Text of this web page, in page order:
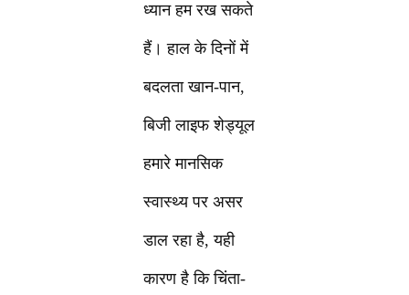
ध्यान हम रख सकते
हैं। हाल के दिनों में
बदलता खान-पान,
बिजी लाइफ शेड्यूल
हमारे मानसिक
स्वास्थ्य पर असर
डाल रहा है, यही
कारण है कि चिंता-